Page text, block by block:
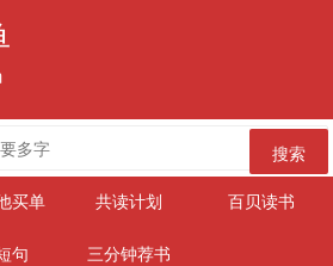
搜索
买单 共读计划 百贝读书
句
三分钟荐书